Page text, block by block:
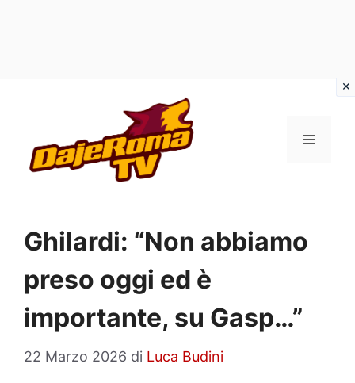
contenuto
MENU
Ghilardi: “Non abbiamo
preso oggi ed è
importante, su Gasp…”
22 Marzo 2026 di Luca Budini